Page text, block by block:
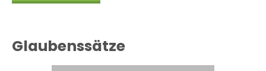
Warum?"
Glaubenssätze